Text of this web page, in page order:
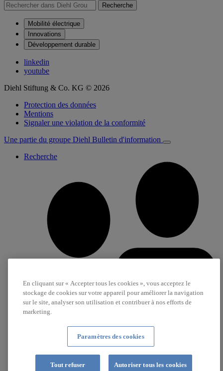
Recherche
Mobilité électrique
Innovations
Développement durable
linkedin
youtube
Diehl Stiftung & Co. KG © 2026
Protection des données
Mentions
Signaler une violation de la conformité
Une partie du groupe Diehl Bulletin d'information
Recherche
En cliquant sur « Accepter tous les cookies », vous acceptez le
stockage de cookies sur votre appareil pour améliorer la navigation
sur le site, analyser son utilisation et contribuer à nos efforts de
marketing.
Paramètres des cookies
Tout refuser Autoriser tous les cookies